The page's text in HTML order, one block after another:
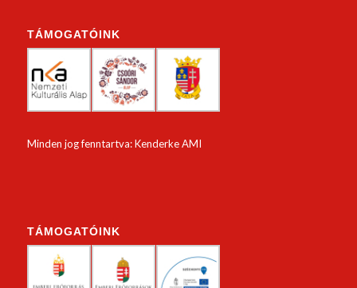
TÁMOGATÓINK
Minden jog fenntartva: Kenderke AMI
TÁMOGATÓINK